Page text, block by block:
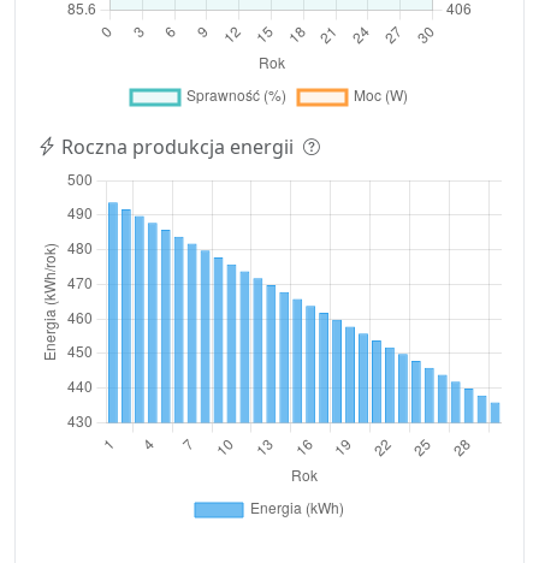
Roczna produkcja energii